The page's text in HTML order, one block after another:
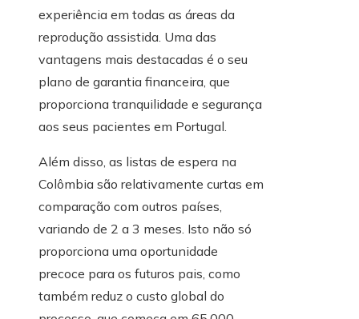
experiência em todas as áreas da
reprodução assistida. Uma das
vantagens mais destacadas é o seu
plano de garantia financeira, que
proporciona tranquilidade e segurança
aos seus pacientes em Portugal.
Além disso, as listas de espera na
Colômbia são relativamente curtas em
comparação com outros países,
variando de 2 a 3 meses. Isto não só
proporciona uma oportunidade
precoce para os futuros pais, como
também reduz o custo global do